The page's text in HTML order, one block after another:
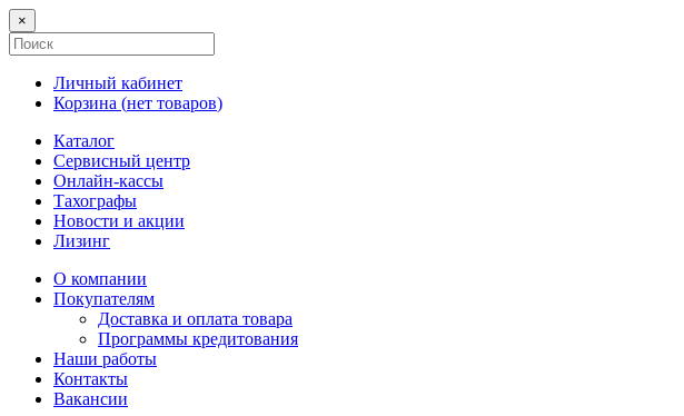
×
Личный кабинет
Корзина (нет товаров)
Каталог
Сервисный центр
Онлайн-кассы
Тахографы
Новости и акции
Лизинг
О компании
Покупателям
Доставка и оплата товара
Программы кредитования
Наши работы
Контакты
Вакансии